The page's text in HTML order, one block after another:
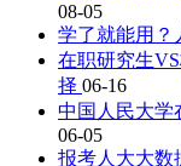
08-05
学了就能用？
在职研究生
择 06-16
中国人民大学
06-05
报考人大大数